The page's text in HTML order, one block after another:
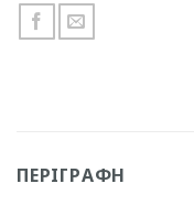
ΠΕΡΙΓΡΑΦΉ